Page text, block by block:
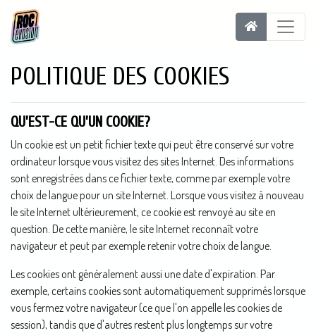
POLITIQUE DES COOKIES
QU’EST-CE QU’UN COOKIE?
Un cookie est un petit fichier texte qui peut être conservé sur votre
ordinateur lorsque vous visitez des sites Internet. Des informations
sont enregistrées dans ce fichier texte, comme par exemple votre
choix de langue pour un site Internet. Lorsque vous visitez à nouveau
le site Internet ultérieurement, ce cookie est renvoyé au site en
question. De cette manière, le site Internet reconnaît votre
navigateur et peut par exemple retenir votre choix de langue.
Les cookies ont généralement aussi une date d'expiration. Par
exemple, certains cookies sont automatiquement supprimés lorsque
vous fermez votre navigateur (ce que l'on appelle les cookies de
session), tandis que d'autres restent plus longtemps sur votre